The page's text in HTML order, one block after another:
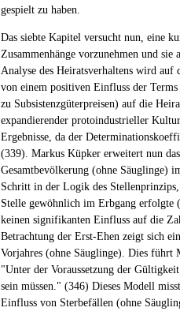
gespielt zu haben.
Das siebte Kapitel versucht nun, eine
Zusammenhänge vorzunehmen und
Analyse des Heiratsverhaltens wird
von einem positiven Einfluss der
zu Subsistenzgüterpreisen) auf die
expandierender protoindustrieller
Ergebnisse, da der
(339). Markus Küpker erweitert nun
Gesamtbevölkerung (ohne Säuglinge)
Schritt in der Logik des
Stelle gewöhnlich im Erbgang erfolgte
keinen signifikanten Einfluss auf die
Betrachtung der Erst-Ehen zeigt sich
Vorjahres (ohne Säuglinge). Dies führt
"Unter der Voraussetzung der
sein müssen." (346) Dieses Modell
Einfluss von Sterbefällen (ohne